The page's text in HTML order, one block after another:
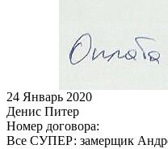
24 Январь 2020
Денис Питер
Номер договора:
Все СУПЕР: замерщик